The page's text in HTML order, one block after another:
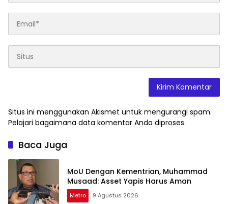
Situs ini menggunakan Akismet untuk mengurangi spam.
Pelajari bagaimana data komentar Anda diproses.
Baca Juga
MoU Dengan Kementrian, Muhammad
Musaad: Asset Yapis Harus Aman
Metro 9 Agustus 2026